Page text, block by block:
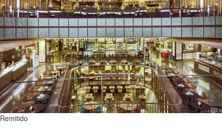
Remitido